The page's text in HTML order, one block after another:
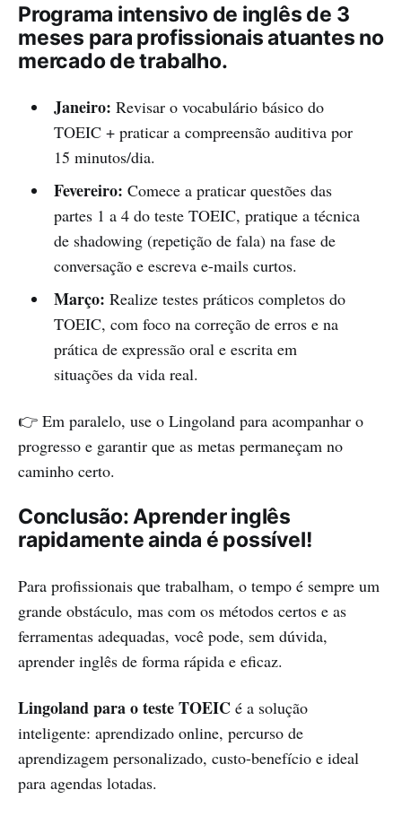
Programa intensivo de inglês de 3
meses para profissionais atuantes no
mercado de trabalho.
Janeiro: Revisar o vocabulário básico do
TOEIC + praticar a compreensão auditiva por
15 minutos/dia.
Fevereiro: Comece a praticar questões das
partes 1 a 4 do teste TOEIC, pratique a técnica
de shadowing (repetição de fala) na fase de
conversação e escreva e-mails curtos.
Março: Realize testes práticos completos do
TOEIC, com foco na correção de erros e na
prática de expressão oral e escrita em
situações da vida real.
👉 Em paralelo, use o Lingoland para acompanhar o
progresso e garantir que as metas permaneçam no
caminho certo.
Conclusão: Aprender inglês
rapidamente ainda é possível!
Para profissionais que trabalham, o tempo é sempre um
grande obstáculo, mas com os métodos certos e as
ferramentas adequadas, você pode, sem dúvida,
aprender inglês de forma rápida e eficaz.
Lingoland para o teste TOEIC é a solução
inteligente: aprendizado online, percurso de
aprendizagem personalizado, custo-benefício e ideal
para agendas lotadas.